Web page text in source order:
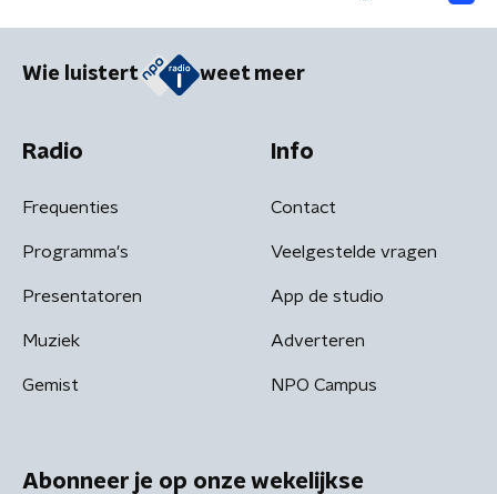
Wie luistert weet meer
Radio
Frequenties
Programma's
Presentatoren
Muziek
Gemist
Info
Contact
Veelgestelde vragen
App de studio
Adverteren
NPO Campus
Abonneer je op onze wekelijkse